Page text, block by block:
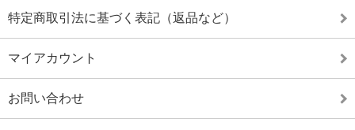
特定商取引法に基づく表記（返品など）
マイアカウント
お問い合わせ